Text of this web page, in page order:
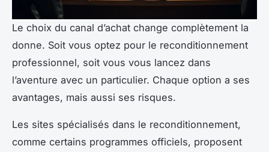
Le choix du canal d’achat change complètement la
donne. Soit vous optez pour le reconditionnement
professionnel, soit vous vous lancez dans
l’aventure avec un particulier. Chaque option a ses
avantages, mais aussi ses risques.
Les sites spécialisés dans le reconditionnement,
comme certains programmes officiels, proposent